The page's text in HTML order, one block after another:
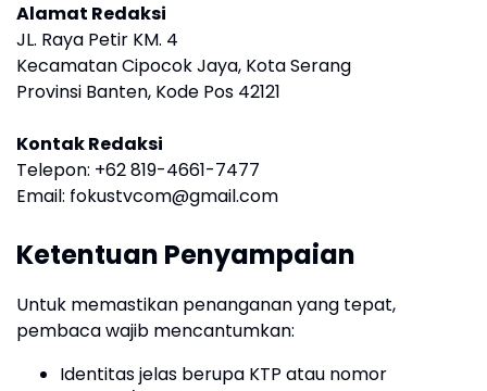
Alamat Redaksi
JL. Raya Petir KM. 4
Kecamatan Cipocok Jaya, Kota Serang
Provinsi Banten, Kode Pos 42121
Kontak Redaksi
Telepon: +62 819-4661-7477
Email: fokustvcom@gmail.com
Ketentuan Penyampaian
Untuk memastikan penanganan yang tepat,
pembaca wajib mencantumkan:
Identitas jelas berupa KTP atau nomor